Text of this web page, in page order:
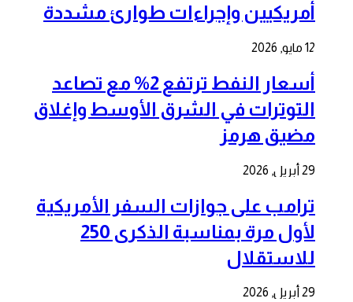
أمريكيين وإجراءات طوارئ مشددة
12 مايو, 2026
أسعار النفط ترتفع 2% مع تصاعد
التوترات في الشرق الأوسط وإغلاق
مضيق هرمز
29 أبريل, 2026
ترامب على جوازات السفر الأمريكية
لأول مرة بمناسبة الذكرى 250
للاستقلال
29 أبريل, 2026